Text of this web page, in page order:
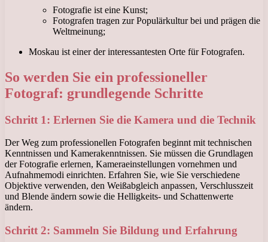
Fotografie ist eine Kunst;
Fotografen tragen zur Populärkultur bei und prägen die
Weltmeinung;
Moskau ist einer der interessantesten Orte für Fotografen.
So werden Sie ein professioneller
Fotograf: grundlegende Schritte
Schritt 1: Erlernen Sie die Kamera und die Technik
Der Weg zum professionellen Fotografen beginnt mit technischen
Kenntnissen und Kamerakenntnissen. Sie müssen die Grundlagen
der Fotografie erlernen, Kameraeinstellungen vornehmen und
Aufnahmemodi einrichten. Erfahren Sie, wie Sie verschiedene
Objektive verwenden, den Weißabgleich anpassen, Verschlusszeit
und Blende ändern sowie die Helligkeits- und Schattenwerte
ändern.
Schritt 2: Sammeln Sie Bildung und Erfahrung